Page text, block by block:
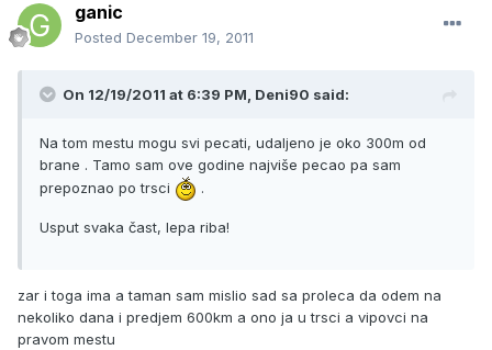
ganic
Posted December 19, 2011
On 12/19/2011 at 6:39 PM, Deni90 said:
Na tom mestu mogu svi pecati, udaljeno je oko 300m od
brane . Tamo sam ove godine najviše pecao pa sam
prepoznao po trsci
.
Usput svaka čast, lepa riba!
zar i toga ima a taman sam mislio sad sa proleca da odem na
nekoliko dana i predjem 600km a ono ja u trsci a vipovci na
pravom mestu